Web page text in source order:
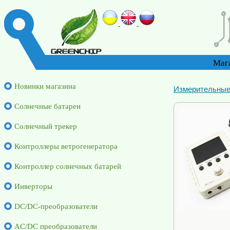
Новинки магазина
Солнечные батареи
Солнечный трекер
Контроллеры ветрогенератора
Контроллер солнечных батарей
Инверторы
DC/DC-преобразователи
AC/DC преобразователи